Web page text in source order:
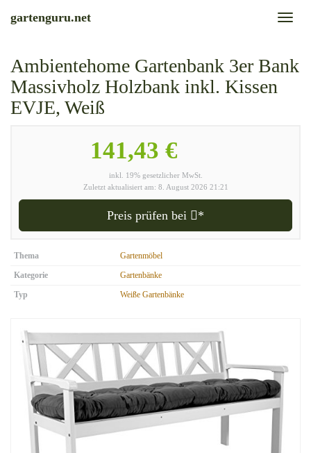
Toggle
gartenguru.net
Ambientehome Gartenbank 3er Bank
Massivholz Holzbank inkl. Kissen
EVJE, Weiß
141,43 €
inkl. 19% gesetzlicher MwSt.
Zuletzt aktualisiert am: 8. August 2026 21:21
Preis prüfen bei *
Thema
Gartenmöbel
Kategorie
Gartenbänke
Typ
Weiße Gartenbänke